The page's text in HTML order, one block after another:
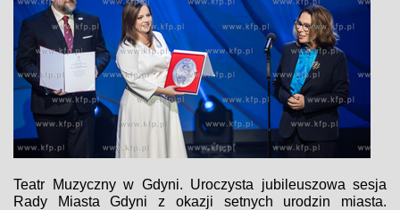
Teatr Muzyczny w Gdyni. Uroczysta jubileuszowa sesja
Rady Miasta Gdyni z okazji setnych urodzin miasta.